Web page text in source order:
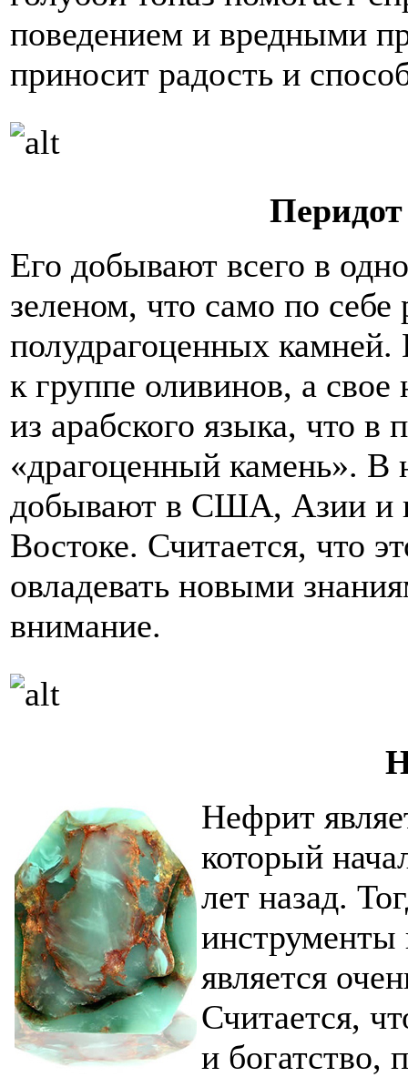
поведением и вредными
приносит радость и
Его добывают всего в
зеленом, что само по себе
полудрагоценных камней.
к группе оливинов, а свое
из арабского языка, что в
«драгоценный камень». В
добывают в США, Азии и
Востоке. Считается, что
овладевать новыми
внимание.
Нефрит
который
лет назад.
инструменты
является
Считается,
и богатство,